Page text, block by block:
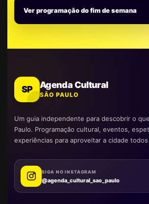
Ver programação do fim de semana
SP Agenda Cultural
SÃO PAULO
Um guia independente para descobrir o
Paulo. Programação cultural, eventos,
experiências para aproveitar a cidade
SIGA NO INSTAGRAM
@agenda_cultural_sao_paulo